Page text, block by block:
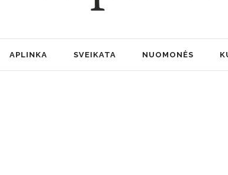
APLINKA SVEIKATA NUOMONĖS